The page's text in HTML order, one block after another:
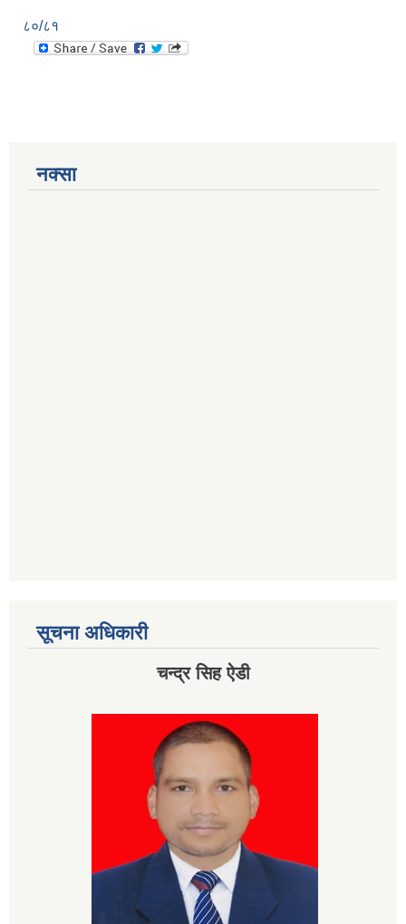
८०/८१
नक्सा
सूचना अधिकारी
चन्द्र सिह ऐडी